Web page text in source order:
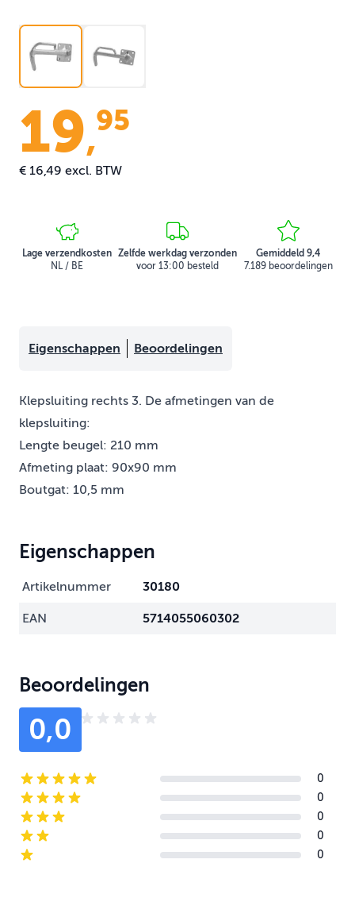
19,95
€ 16,49 excl. BTW
Lage verzendkosten
NL / BE
Zelfde werkdag verzonden
voor 13:00 besteld
Gemiddeld 9,4
7.189 beoordelingen
Eigenschappen Beoordelingen
Klepsluiting rechts 3. De afmetingen van de
klepsluiting:
Lengte beugel: 210 mm
Afmeting plaat: 90x90 mm
Boutgat: 10,5 mm
Eigenschappen
Artikelnummer 30180
EAN 5714055060302
Beoordelingen
0,0
5-star reviews
0
4-star reviews
0
3-star reviews
0
2-star reviews
0
1-star reviews
0